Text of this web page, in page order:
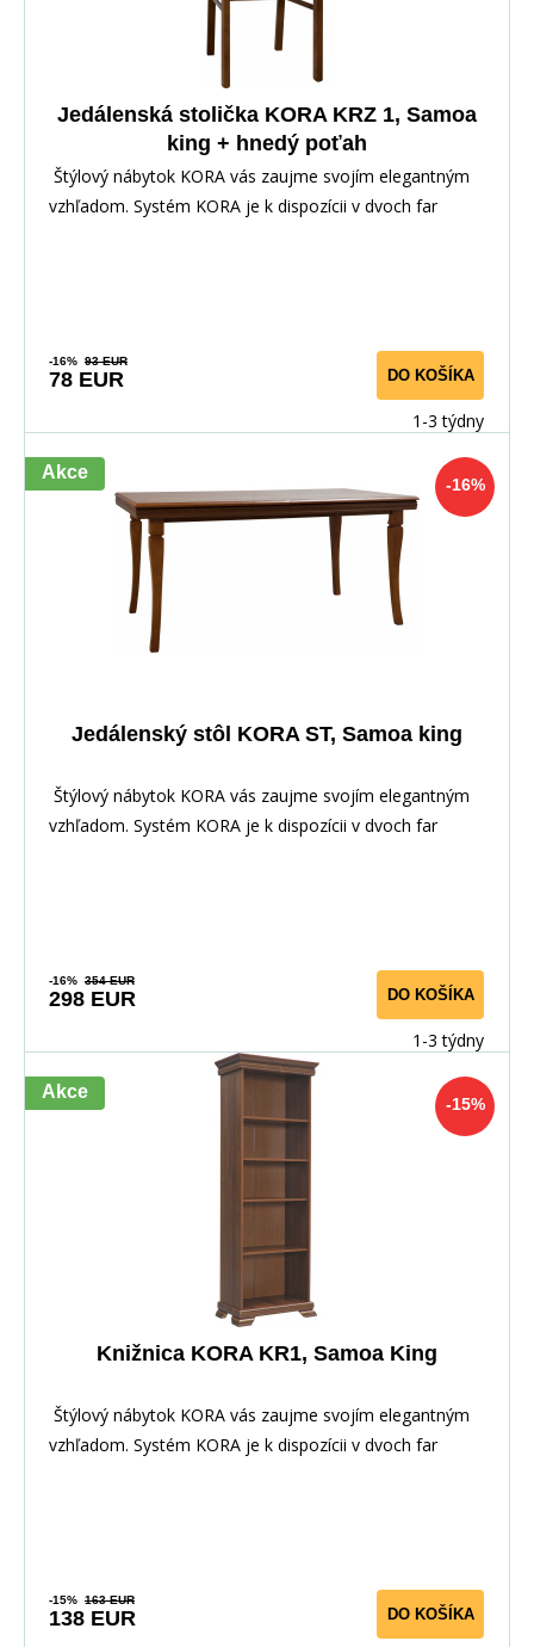
Jedálenská stolička KORA KRZ 1, Samoa
king + hnedý poťah
Štýlový nábytok KORA vás zaujme svojím elegantným
vzhľadom. Systém KORA je k dispozícii v dvoch far
-16% 93 EUR
78 EUR DO KOŠÍKA
1-3 týdny
-16%
Akce
Jedálenský stôl KORA ST, Samoa king
Štýlový nábytok KORA vás zaujme svojím elegantným
vzhľadom. Systém KORA je k dispozícii v dvoch far
-16% 354 EUR
298 EUR DO KOŠÍKA
1-3 týdny
-15%
Akce
Knižnica KORA KR1, Samoa King
Štýlový nábytok KORA vás zaujme svojím elegantným
vzhľadom. Systém KORA je k dispozícii v dvoch far
-15% 163 EUR
138 EUR DO KOŠÍKA